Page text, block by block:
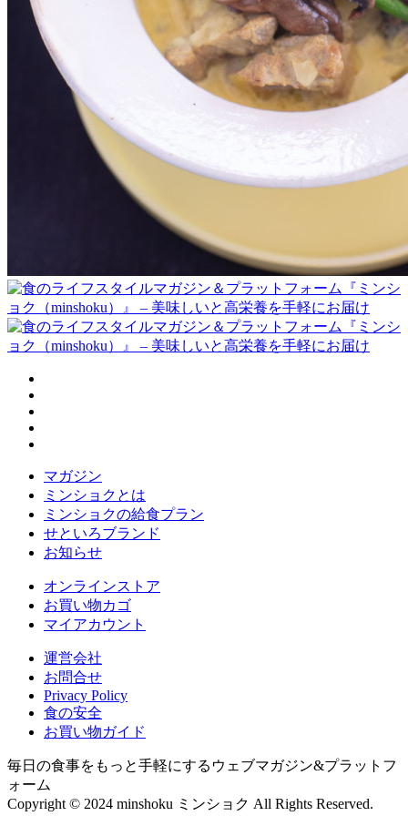
マガジン
ミンショクとは
ミンショクの給食プラン
せといろブランド
お知らせ
オンラインストア
お買い物カゴ
マイアカウント
運営会社
お問合せ
Privacy Policy
食の安全
お買い物ガイド
毎日の食事をもっと手軽にするウェブマガジン&プラットフ
ォーム
Copyright © 2024 minshoku ミンショク All Rights Reserved.